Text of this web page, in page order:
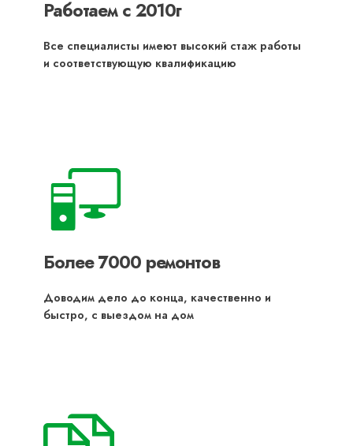
Работаем с 2010г
Все специалисты имеют высокий стаж работы
и соответствующую квалификацию
Более 7000 ремонтов
Доводим дело до конца, качественно и
быстро, с выездом на дом